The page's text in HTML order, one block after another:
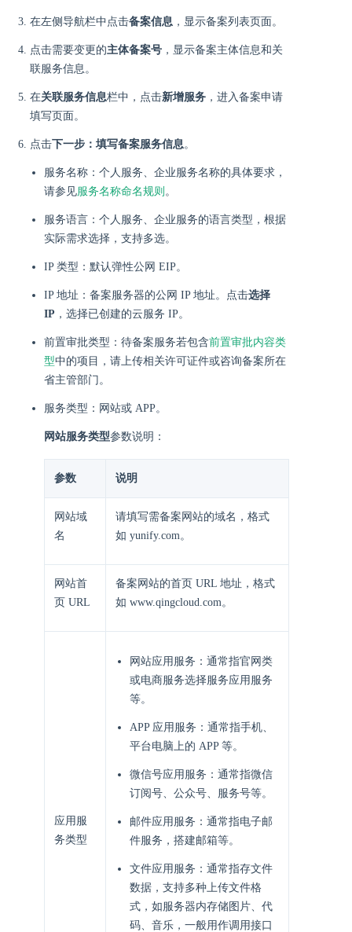
在左侧导航栏中点击备案信息 ，显示备案列表页面。
点击需要变更的主体备案号 ，显示备案主体信息和关
联服务信息。
在关联服务信息栏中，点击新增服务 ，进入备案申请
填写页面。
点击下一步：填写备案服务信息。
服务名称：个人服务、企业服务名称的具体要求，
请参见服务名称命名规则 。
服务语言：个人服务、企业服务的语言类型，根据
实际需求选择，支持多选。
IP 类型：默认弹性公网 EIP。
IP 地址：备案服务器的公网 IP 地址。点击选择
IP ，选择已创建的云服务 IP。
前置审批类型：待备案服务若包含前置审批内容类
型中的项目，请上传相关许可证件或咨询备案所在
省主管部门。
服务类型：网站或 APP。
网站服务类型参数说明：
参数 说明
网站域
名
请填写需备案网站的域名，格式
如 yunify.com。
网站首
页 URL
备案网站的首页 URL 地址，格式
如 www.qingcloud.com。
应用服
务类型
网站应用服务：通常指官网类
或电商服务选择服务应用服务
等。
APP 应用服务：通常指手机、
平台电脑上的 APP 等。
微信号应用服务：通常指微信
订阅号、公众号、服务号等。
邮件应用服务：通常指电子邮
件服务，搭建邮箱等。
文件应用服务：通常指存文件
数据，支持多种上传文件格
式，如服务器内存储图片、代
码、音乐，一般用作调用接口